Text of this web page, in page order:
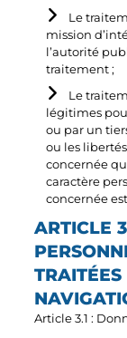
Le
mission
l’autorité
traitement ;
Le
légitimes
ou par un
ou les
concernée
caractère
concernée
ARTICLE
Article 3.1 :